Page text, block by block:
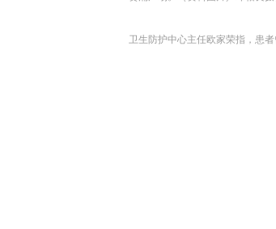
卫生防护中心主任欧家荣指，患